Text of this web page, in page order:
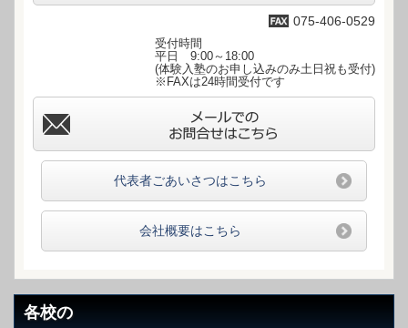
075-406-0529
受付時間
平日 9:00～18:00
(体験入塾のお申し込みのみ土日祝も受付)
※FAXは24時間受付です
info@111476.com
代表者ごあいさつはこちら
会社概要はこちら
各校の